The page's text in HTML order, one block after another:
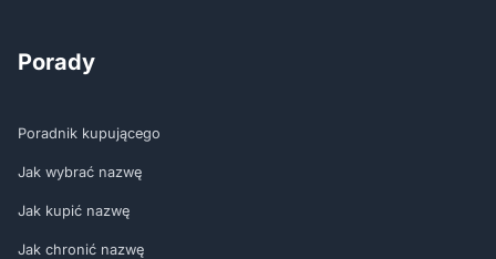
Porady
Poradnik kupującego
Jak wybrać nazwę
Jak kupić nazwę
Jak chronić nazwę